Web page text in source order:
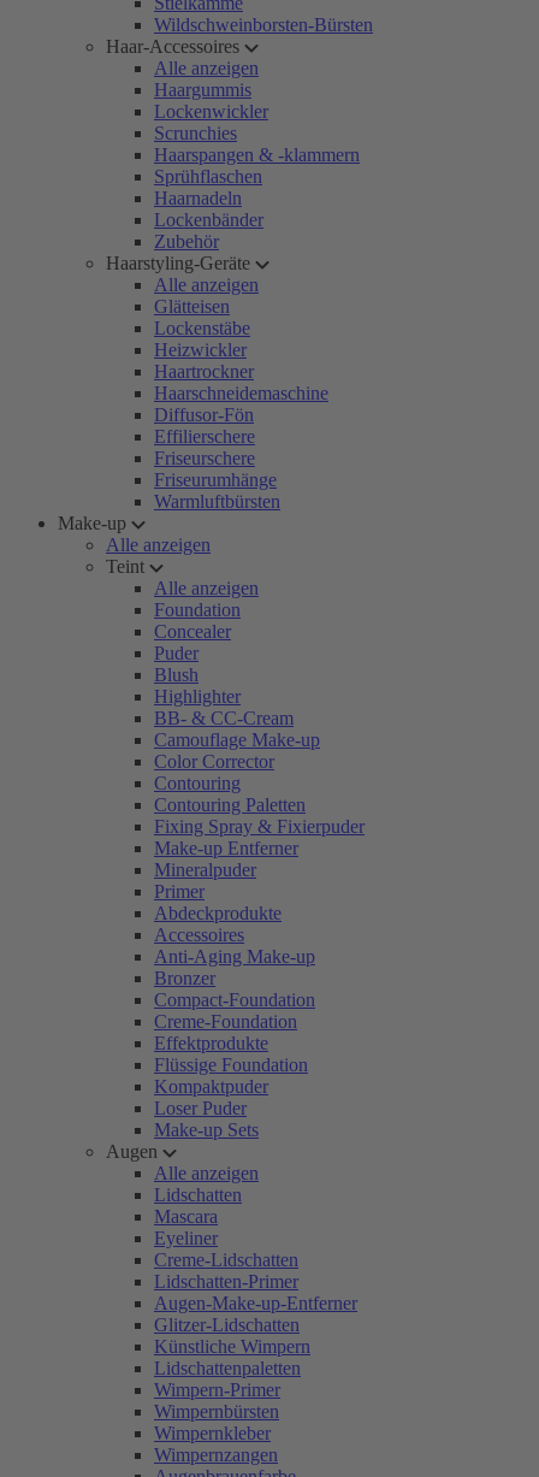
Wildschweinborsten-Bürsten
Haar-Accessoires
Alle anzeigen
Haargummis
Lockenwickler
Scrunchies
Haarspangen & -klammern
Sprühflaschen
Haarnadeln
Lockenbänder
Zubehör
Haarstyling-Geräte
Alle anzeigen
Glätteisen
Lockenstäbe
Heizwickler
Haartrockner
Haarschneidemaschine
Diffusor-Fön
Effilierschere
Friseurschere
Friseurumhänge
Warmluftbürsten
Make-up
Alle anzeigen
Teint
Alle anzeigen
Foundation
Concealer
Puder
Blush
Highlighter
BB- & CC-Cream
Camouflage Make-up
Color Corrector
Contouring
Contouring Paletten
Fixing Spray & Fixierpuder
Make-up Entferner
Mineralpuder
Primer
Abdeckprodukte
Accessoires
Anti-Aging Make-up
Bronzer
Compact-Foundation
Creme-Foundation
Effektprodukte
Flüssige Foundation
Kompaktpuder
Loser Puder
Make-up Sets
Augen
Alle anzeigen
Lidschatten
Mascara
Eyeliner
Creme-Lidschatten
Lidschatten-Primer
Augen-Make-up-Entferner
Glitzer-Lidschatten
Künstliche Wimpern
Lidschattenpaletten
Wimpern-Primer
Wimpernbürsten
Wimpernkleber
Wimpernzangen